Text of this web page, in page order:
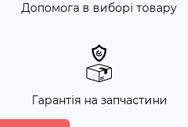
Допомога в виборі товару
Гарантія на запчастини